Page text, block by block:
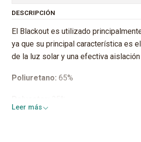
DESCRIPCIÓN
El Blackout es utilizado
ya que su principal característica es
de la luz solar y una efectiva
Poliuretano: 65%
Leer más